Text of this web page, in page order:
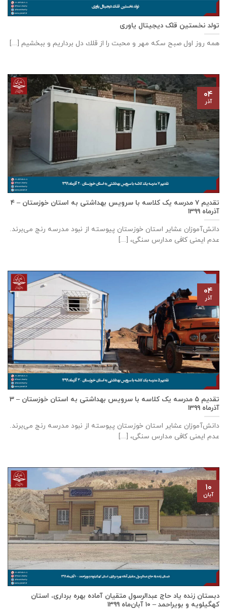
تولد نخستین قلک دیجیتال یاوری
همه روز اول صبح سكه مهر و محبت را از قلك دل برداريم و ببخشيم [...]
تقدیم ۷ مدرسه یک کلاسه با سرويس بهداشتی به استان خوزستان – ۴
آذر‌ماه ۱۳۹۹
دانش‌آموزان عشایر استان خوزستان پيوسته از نبود مدرسه رنج می‌برند.
عدم ایمنی کافی مدارس سنگی، [...]
۰۴
آذر
تقدیم ۵ مدرسه یک کلاسه با سرويس بهداشتی به استان خوزستان – ۳
آذر‌ماه ۱۳۹۹
دانش‌آموزان عشایر استان خوزستان پيوسته از نبود مدرسه رنج می‌برند.
عدم ایمنی کافی مدارس سنگی، [...]
۰۴
آذر
دبستان زنده ياد حاج عبدالرسول متقيان آماده بهره برداری، استان
كهگيلويه و بويراحمد – ۱۰ آبان‌ماه ۱۳۹۹
۱۰
آبان